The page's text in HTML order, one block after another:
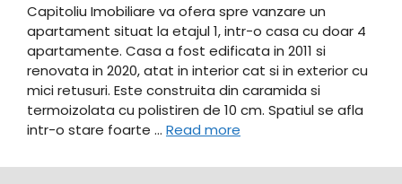
Capitoliu Imobiliare va ofera spre vanzare un
apartament situat la etajul 1, intr-o casa cu doar 4
apartamente. Casa a fost edificata in 2011 si
renovata in 2020, atat in interior cat si in exterior cu
mici retusuri. Este construita din caramida si
termoizolata cu polistiren de 10 cm. Spatiul se afla
intr-o stare foarte … Read more